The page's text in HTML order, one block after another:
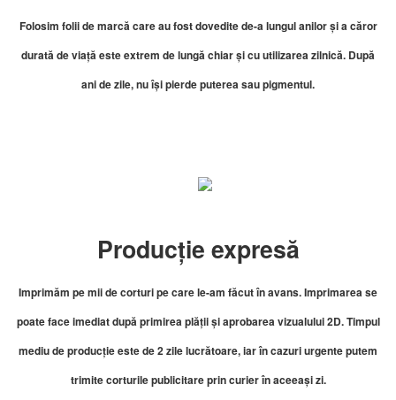
Folosim folii de marcă care au fost dovedite de-a lungul anilor și a căror
durată de viață este extrem de lungă chiar și cu utilizarea zilnică. După
ani de zile, nu își pierde puterea sau pigmentul.
Producție expresă
Imprimăm pe mii de corturi pe care le-am făcut în avans. Imprimarea se
poate face imediat după primirea plății și aprobarea vizualului 2D. Timpul
mediu de producție este de 2 zile lucrătoare, iar în cazuri urgente putem
trimite corturile publicitare prin curier în aceeași zi.